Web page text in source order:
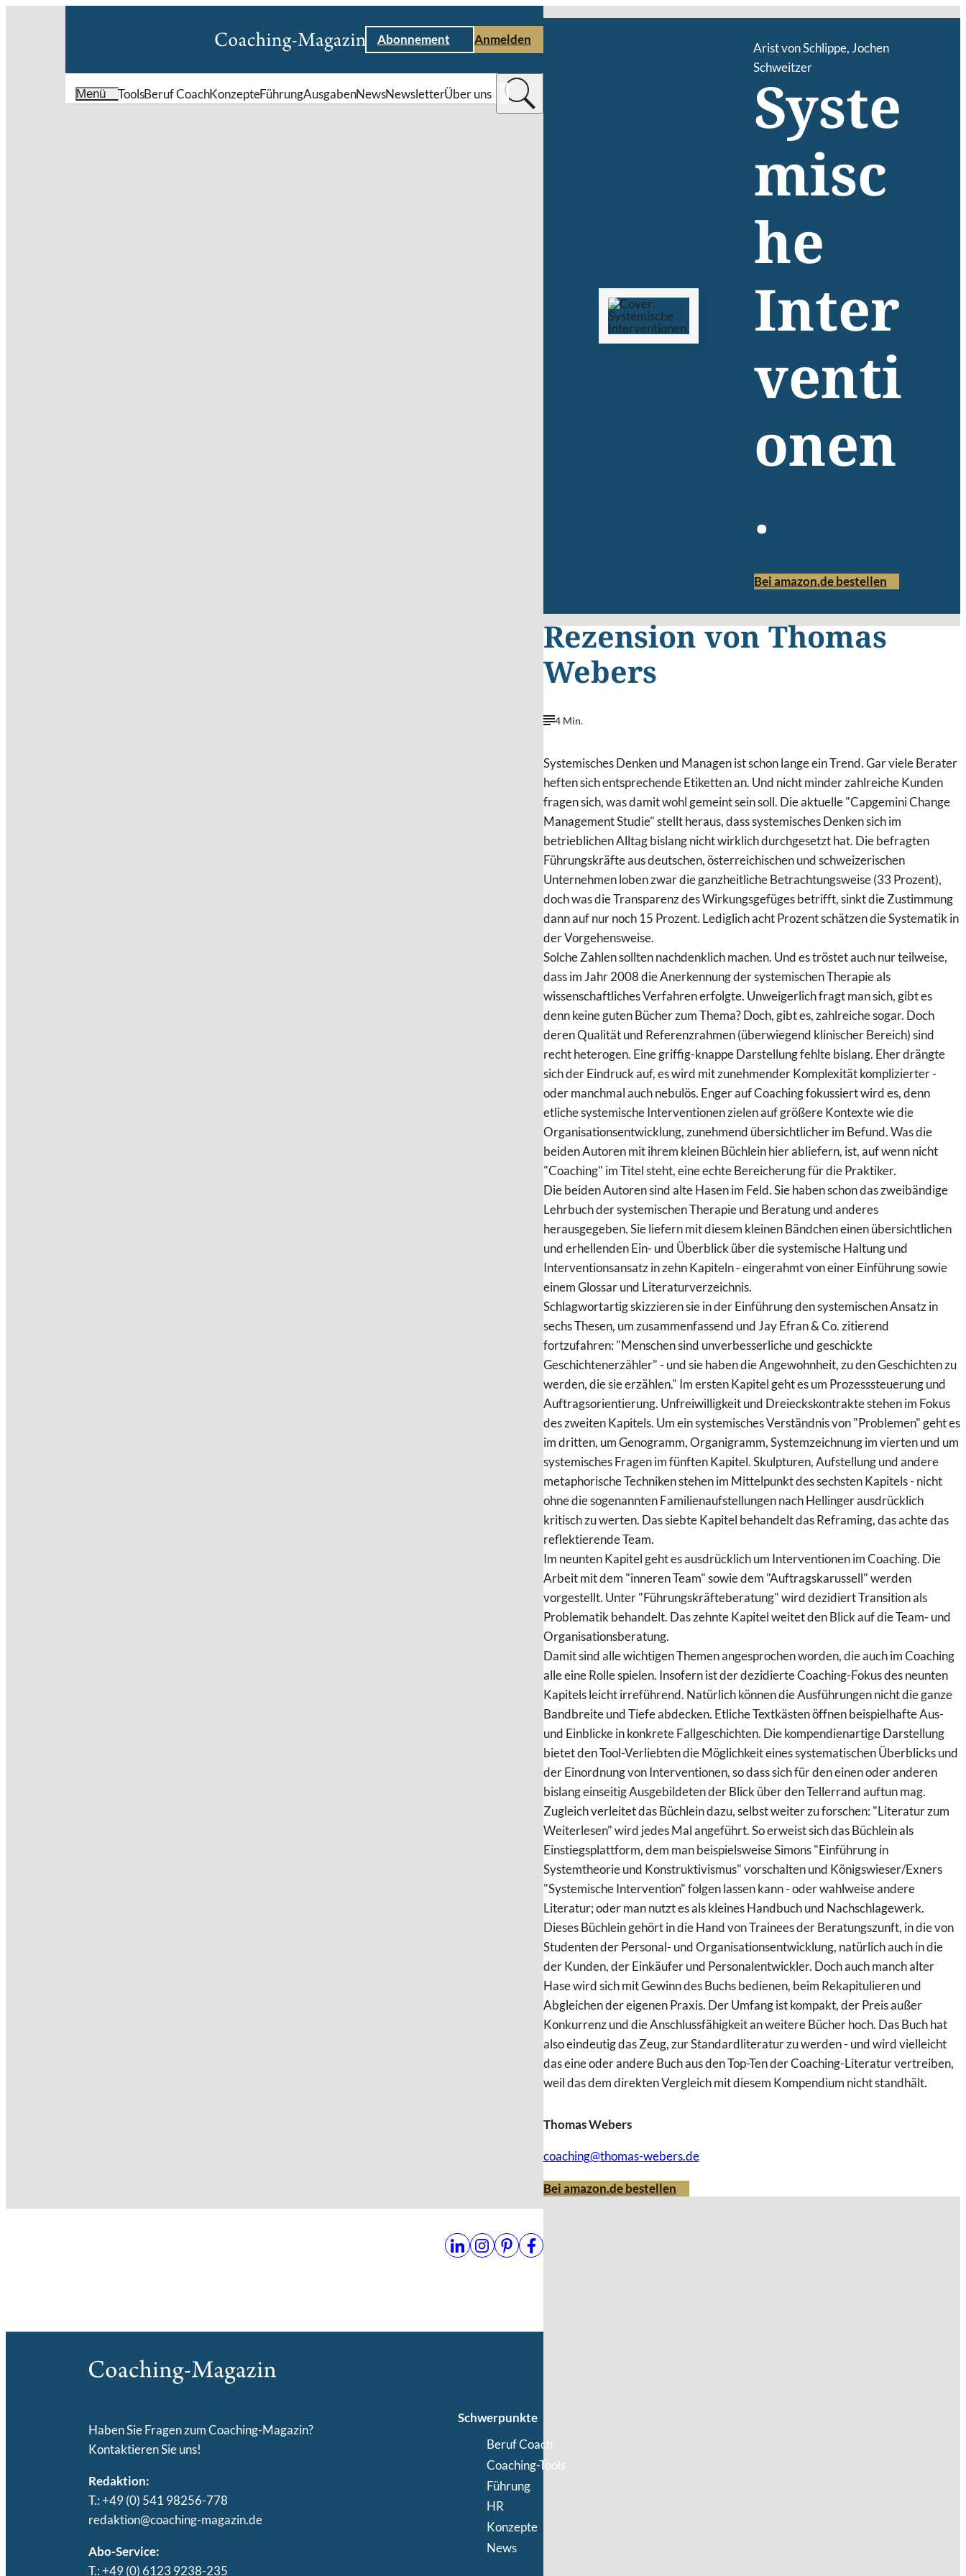
Abonnement Anmelden
Menü ToolsBeruf CoachKonzepteFührungAusgabenNewsNewsletterÜber uns
Arist von Schlippe, Jochen
Schweitzer
Syste
misc
he
Inter
venti
onen
.
Bei amazon.de bestellen
Rezension von Thomas
Webers
4 Min.
Systemisches Denken und Managen ist schon lange ein Trend. Gar viele Berater
heften sich entsprechende Etiketten an. Und nicht minder zahlreiche Kunden
fragen sich, was damit wohl gemeint sein soll. Die aktuelle "Capgemini Change
Management Studie" stellt heraus, dass systemisches Denken sich im
betrieblichen Alltag bislang nicht wirklich durchgesetzt hat. Die befragten
Führungskräfte aus deutschen, österreichischen und schweizerischen
Unternehmen loben zwar die ganzheitliche Betrachtungsweise (33 Prozent),
doch was die Transparenz des Wirkungsgefüges betrifft, sinkt die Zustimmung
dann auf nur noch 15 Prozent. Lediglich acht Prozent schätzen die Systematik in
der Vorgehensweise.
Solche Zahlen sollten nachdenklich machen. Und es tröstet auch nur teilweise,
dass im Jahr 2008 die Anerkennung der systemischen Therapie als
wissenschaftliches Verfahren erfolgte. Unweigerlich fragt man sich, gibt es
denn keine guten Bücher zum Thema? Doch, gibt es, zahlreiche sogar. Doch
deren Qualität und Referenzrahmen (überwiegend klinischer Bereich) sind
recht heterogen. Eine griffig-knappe Darstellung fehlte bislang. Eher drängte
sich der Eindruck auf, es wird mit zunehmender Komplexität komplizierter -
oder manchmal auch nebulös. Enger auf Coaching fokussiert wird es, denn
etliche systemische Interventionen zielen auf größere Kontexte wie die
Organisationsentwicklung, zunehmend übersichtlicher im Befund. Was die
beiden Autoren mit ihrem kleinen Büchlein hier abliefern, ist, auf wenn nicht
"Coaching" im Titel steht, eine echte Bereicherung für die Praktiker.
Die beiden Autoren sind alte Hasen im Feld. Sie haben schon das zweibändige
Lehrbuch der systemischen Therapie und Beratung und anderes
herausgegeben. Sie liefern mit diesem kleinen Bändchen einen übersichtlichen
und erhellenden Ein- und Überblick über die systemische Haltung und
Interventionsansatz in zehn Kapiteln - eingerahmt von einer Einführung sowie
einem Glossar und Literaturverzeichnis.
Schlagwortartig skizzieren sie in der Einführung den systemischen Ansatz in
sechs Thesen, um zusammenfassend und Jay Efran & Co. zitierend
fortzufahren: "Menschen sind unverbesserliche und geschickte
Geschichtenerzähler" - und sie haben die Angewohnheit, zu den Geschichten zu
werden, die sie erzählen." Im ersten Kapitel geht es um Prozesssteuerung und
Auftragsorientierung. Unfreiwilligkeit und Dreieckskontrakte stehen im Fokus
des zweiten Kapitels. Um ein systemisches Verständnis von "Problemen" geht es
im dritten, um Genogramm, Organigramm, Systemzeichnung im vierten und um
systemisches Fragen im fünften Kapitel. Skulpturen, Aufstellung und andere
metaphorische Techniken stehen im Mittelpunkt des sechsten Kapitels - nicht
ohne die sogenannten Familienaufstellungen nach Hellinger ausdrücklich
kritisch zu werten. Das siebte Kapitel behandelt das Reframing, das achte das
reflektierende Team.
Im neunten Kapitel geht es ausdrücklich um Interventionen im Coaching. Die
Arbeit mit dem "inneren Team" sowie dem "Auftragskarussell" werden
vorgestellt. Unter "Führungskräfteberatung" wird dezidiert Transition als
Problematik behandelt. Das zehnte Kapitel weitet den Blick auf die Team- und
Organisationsberatung.
Damit sind alle wichtigen Themen angesprochen worden, die auch im Coaching
alle eine Rolle spielen. Insofern ist der dezidierte Coaching-Fokus des neunten
Kapitels leicht irreführend. Natürlich können die Ausführungen nicht die ganze
Bandbreite und Tiefe abdecken. Etliche Textkästen öffnen beispielhafte Aus-
und Einblicke in konkrete Fallgeschichten. Die kompendienartige Darstellung
bietet den Tool-Verliebten die Möglichkeit eines systematischen Überblicks und
der Einordnung von Interventionen, so dass sich für den einen oder anderen
bislang einseitig Ausgebildeten der Blick über den Tellerrand auftun mag.
Zugleich verleitet das Büchlein dazu, selbst weiter zu forschen: "Literatur zum
Weiterlesen" wird jedes Mal angeführt. So erweist sich das Büchlein als
Einstiegsplattform, dem man beispielsweise Simons "Einführung in
Systemtheorie und Konstruktivismus" vorschalten und Königswieser/Exners
"Systemische Intervention" folgen lassen kann - oder wahlweise andere
Literatur; oder man nutzt es als kleines Handbuch und Nachschlagewerk.
Dieses Büchlein gehört in die Hand von Trainees der Beratungszunft, in die von
Studenten der Personal- und Organisationsentwicklung, natürlich auch in die
der Kunden, der Einkäufer und Personalentwickler. Doch auch manch alter
Hase wird sich mit Gewinn des Buchs bedienen, beim Rekapitulieren und
Abgleichen der eigenen Praxis. Der Umfang ist kompakt, der Preis außer
Konkurrenz und die Anschlussfähigkeit an weitere Bücher hoch. Das Buch hat
also eindeutig das Zeug, zur Standardliteratur zu werden - und wird vielleicht
das eine oder andere Buch aus den Top-Ten der Coaching-Literatur vertreiben,
weil das dem direkten Vergleich mit diesem Kompendium nicht standhält.
Thomas Webers
coaching@thomas-webers.de
Bei amazon.de bestellen
Haben Sie Fragen zum Coaching-Magazin?
Kontaktieren Sie uns!
Redaktion:
T.: +49 (0) 541 98256-778
redaktion@coaching-magazin.de
Abo-Service:
T.: +49 (0) 6123 9238-235
Schwerpunkte
Beruf Coach
Coaching-Tools
Führung
HR
Konzepte
News